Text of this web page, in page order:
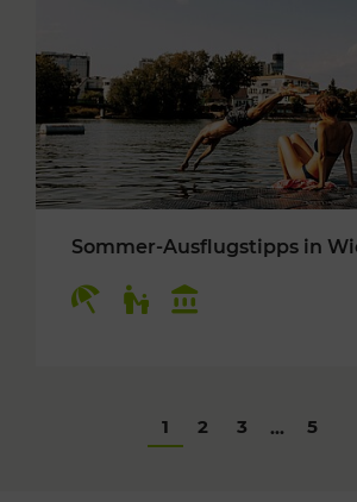
Sommer-Ausflugstipps in
1 2 3 ... 5